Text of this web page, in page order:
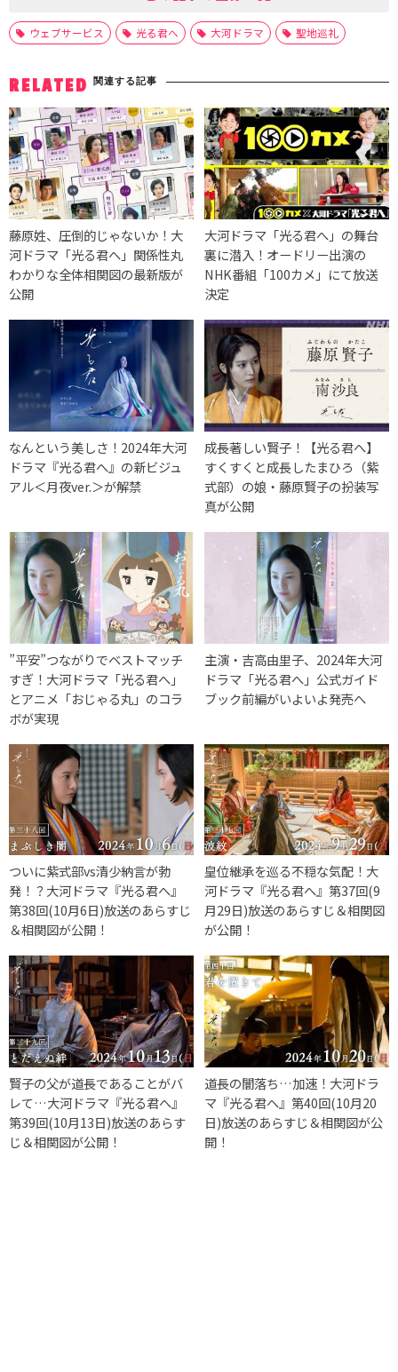
ウェブサービス 光る君へ 大河ドラマ 聖地巡礼
RELATED 関連する記事
藤原姓、圧倒的じゃないか！大
河ドラマ「光る君へ」関係性丸
わかりな全体相関図の最新版が
公開
大河ドラマ「光る君へ」の舞台
裏に潜入！オードリー出演の
NHK番組「100カメ」にて放送
決定
なんという美しさ！2024年大河
ドラマ『光る君へ』の新ビジュ
アル＜月夜ver.＞が解禁
成長著しい賢子！【光る君へ】
すくすくと成長したまひろ（紫
式部）の娘・藤原賢子の扮装写
真が公開
”平安”つながりでベストマッチ
すぎ！大河ドラマ「光る君へ」
とアニメ「おじゃる丸」のコラ
ボが実現
主演・吉高由里子、2024年大河
ドラマ「光る君へ」公式ガイド
ブック前編がいよいよ発売へ
ついに紫式部vs清少納言が勃
発！？大河ドラマ『光る君へ』
第38回(10月6日)放送のあらすじ
＆相関図が公開！
皇位継承を巡る不穏な気配！大
河ドラマ『光る君へ』第37回(9
月29日)放送のあらすじ＆相関図
が公開！
賢子の父が道長であることがバ
レて…大河ドラマ『光る君へ』
第39回(10月13日)放送のあらす
じ＆相関図が公開！
道長の闇落ち…加速！大河ドラ
マ『光る君へ』第40回(10月20
日)放送のあらすじ＆相関図が公
開！